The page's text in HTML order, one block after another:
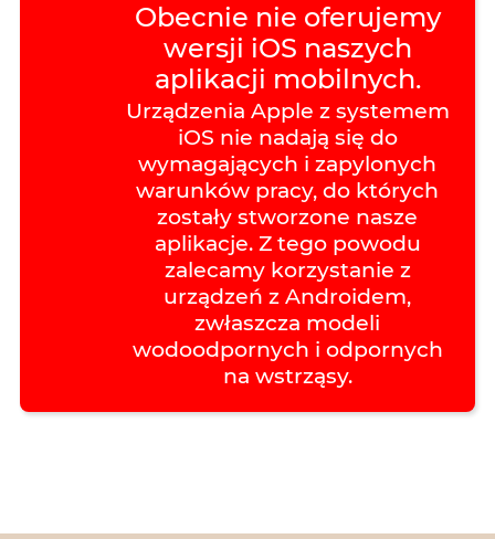
Obecnie nie oferujemy
wersji iOS naszych
aplikacji mobilnych.
Urządzenia Apple z systemem
iOS nie nadają się do
wymagających i zapylonych
warunków pracy, do których
zostały stworzone nasze
aplikacje. Z tego powodu
zalecamy korzystanie z
urządzeń z Androidem,
zwłaszcza modeli
wodoodpornych i odpornych
na wstrząsy.